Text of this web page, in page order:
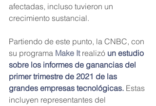
afectadas, incluso tuvieron un
crecimiento sustancial.
Partiendo de este punto, la CNBC, con
su programa Make It realizó un estudio
sobre los informes de ganancias del
primer trimestre de 2021 de las
grandes empresas tecnológicas. Estas
incluyen representantes del